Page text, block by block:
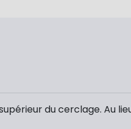
du cerclage. Au